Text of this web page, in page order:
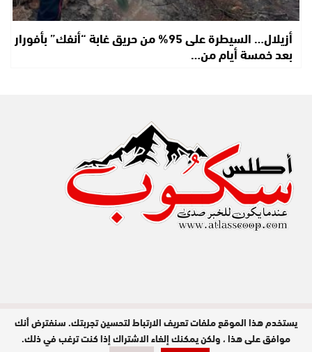
أزيلال… السيطرة على 95% من حريق غابة “أنفك” بأفورار
بعد خمسة أيام من…
مدير النشر : عبد الله عزي / جميع الحقوق
محفوظة © 2026
يستخدم هذا الموقع ملفات تعريف الارتباط لتحسين تجربتك. سنفترض أنك
موافق على هذا ، ولكن يمكنك إلغاء الاشتراك إذا كنت ترغب في ذلك.